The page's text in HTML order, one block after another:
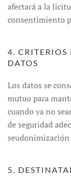
afectará a la
consentimiento
4. CRITERIOS
DATOS
Los datos se
mutuo para
cuando ya no
de seguridad
5.